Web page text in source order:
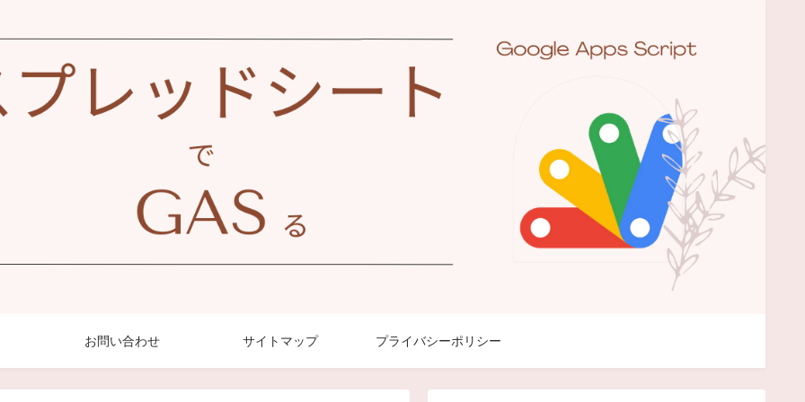
お問い合わせ サイトマップ プライバシーポリシー